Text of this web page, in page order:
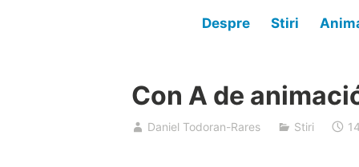
Despre Stiri
Con A de
Daniel Todoran-Rares Stiri